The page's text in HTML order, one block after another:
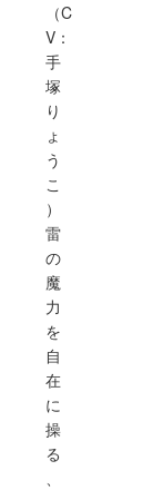
（C
V：
手
塚
り
ょ
う
こ
）
雷
の
魔
力
を
自
在
に
操
る
、